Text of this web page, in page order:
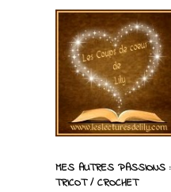
MES AUTRES PASSIONS :
TRICOT / CROCHET